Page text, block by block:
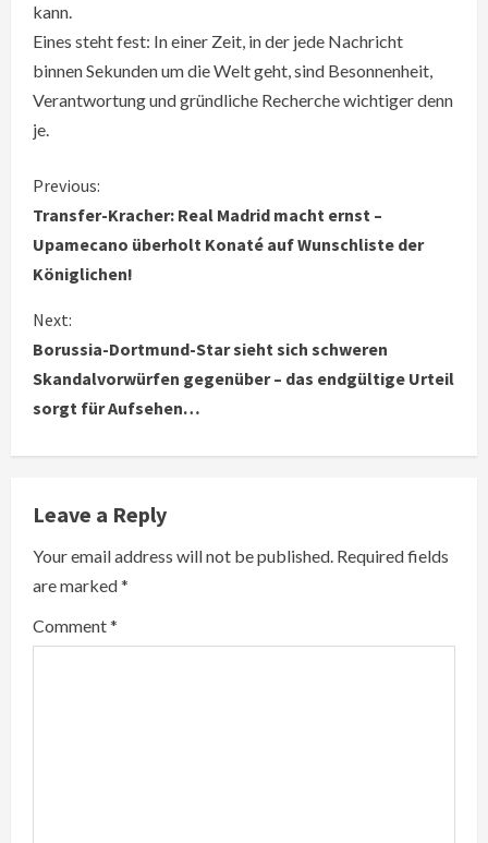
kann.
Eines steht fest: In einer Zeit, in der jede Nachricht
binnen Sekunden um die Welt geht, sind Besonnenheit,
Verantwortung und gründliche Recherche wichtiger denn
je.
C
o
n
t
i
n
u
e
R
e
a
Previous:
Transfer-Kracher: Real Madrid macht ernst –
Upamecano überholt Konaté auf Wunschliste der
Königlichen!
Next:
Borussia-Dortmund-Star sieht sich schweren
Skandalvorwürfen gegenüber – das endgültige Urteil
sorgt für Aufsehen…
Leave a Reply
Your email address will not be published. Required fields
are marked*
Comment*